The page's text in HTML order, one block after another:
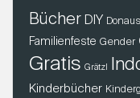
BücherDIY
Familienfeste Gender
Gratis Grätzl
Kinderbücher